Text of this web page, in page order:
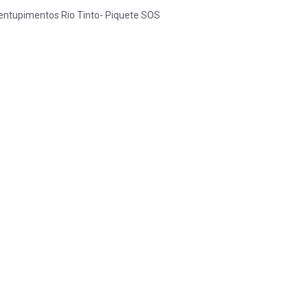
Rio Tinto- Piquete SOS